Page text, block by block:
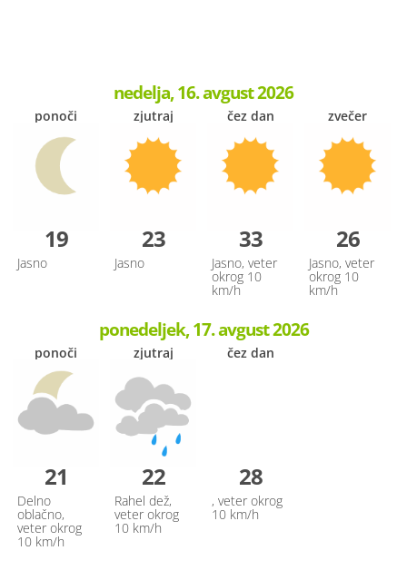
nedelja, 16. avgust 2026
ponoči
19
Jasno
zjutraj
23
Jasno
čez dan
33
Jasno, veter
okrog 10
km/h
zvečer
26
Jasno, veter
okrog 10
km/h
ponedeljek, 17. avgust 2026
ponoči
21
Delno
oblačno,
veter okrog
10 km/h
zjutraj
22
Rahel dež,
veter okrog
10 km/h
čez dan
28
, veter okrog
10 km/h